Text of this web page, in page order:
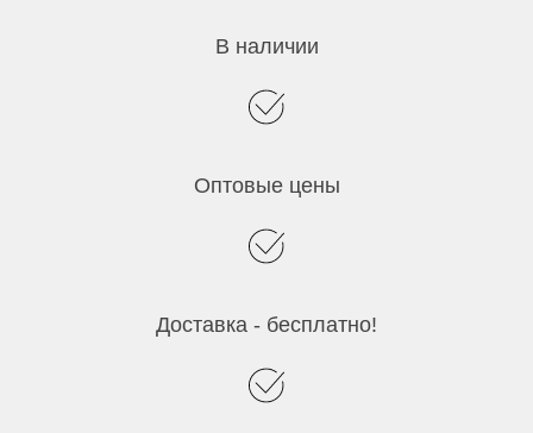
В наличии
Оптовые цены
Доставка - бесплатно!